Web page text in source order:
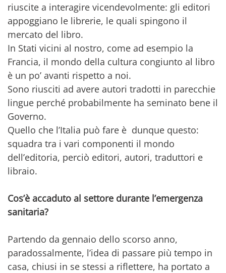
riuscite a interagire vicendevolmente: gli editori
appoggiano le librerie, le quali spingono il
mercato del libro.
In Stati vicini al nostro, come ad esempio la
Francia, il mondo della cultura congiunto al libro
è un po’ avanti rispetto a noi.
Sono riusciti ad avere autori tradotti in parecchie
lingue perché probabilmente ha seminato bene il
Governo.
Quello che l’Italia può fare è dunque questo:
squadra tra i vari componenti il mondo
dell’editoria, perciò editori, autori, traduttori e
libraio.
Cos’è accaduto al settore durante l’emergenza
sanitaria?
Partendo da gennaio dello scorso anno,
paradossalmente, l’idea di passare più tempo in
casa, chiusi in se stessi a riflettere, ha portato a